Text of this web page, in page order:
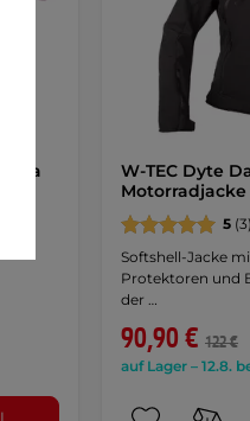
W-TEC Dyte
Motorradjacke
5(3)
Softshell-Jacke
Protektoren und
der …
90,90 € 122 €
auf Lager – 12.8.